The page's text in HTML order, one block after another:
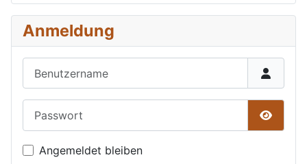
Anmeldung
Angemeldet bleiben